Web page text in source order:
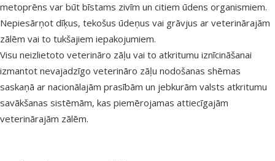
metoprēns var būt bīstams zivīm un citiem ūdens organismiem.
Nepiesārņot dīķus, tekošus ūdeņus vai grāvjus ar veterinārajām
zālēm vai to tukšajiem iepakojumiem.
Visu neizlietoto veterināro zāļu vai to atkritumu iznīcināšanai
izmantot nevajadzīgo veterināro zāļu nodošanas shēmas
saskaņā ar nacionālajām prasībām un jebkurām valsts atkritumu
savākšanas sistēmām, kas piemērojamas attiecīgajām
veterinārajām zālēm.